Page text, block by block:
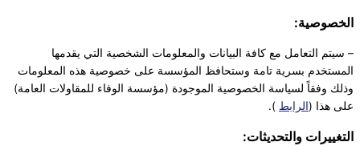
الخصوصية:
– سيتم التعامل مع كافة البيانات والمعلومات الشخصية التي يقدمها
المستخدم بسرية تامة وستحافظ المؤسسة على خصوصية هذه المعلومات
وذلك وفقاً لسياسة الخصوصية الموجودة (مؤسسة الوفاء للمقاولات العامة)
على هذا (الرابط ).
التغييرات والتحديثات: